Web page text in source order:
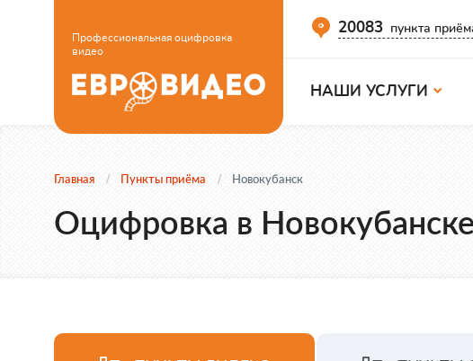
Профессиональная оцифровка
видео
20083 пункта
НАШИ УСЛУГИ
Главная Пункты приёма Новокубанск
Оцифровка в Новокубанске